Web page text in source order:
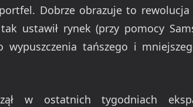
Dobrze obrazuje to
ustawił rynek (przy pomocy
wypuszczenia tańszego i
w ostatnich tygodniach